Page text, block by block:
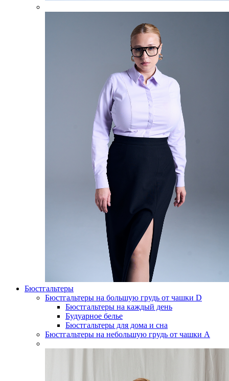
Бюстгальтеры
Бюстгальтеры на большую грудь от чашки D
Бюстгальтеры на каждый день
Будуарное белье
Бюстгальтеры для дома и сна
Бюстгальтеры на небольшую грудь от чашки А